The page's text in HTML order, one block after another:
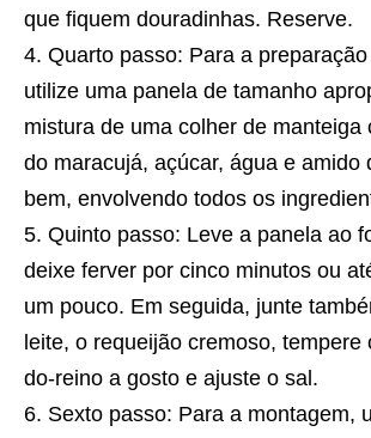
que fiquem douradinhas. Reserve.
Quarto passo: Para a
utilize uma panela de tamanho
mistura de uma colher de manteiga
do maracujá, açúcar, água e amido
bem, envolvendo todos os
Quinto passo: Leve a panela ao
deixe ferver por cinco minutos ou
um pouco. Em seguida, junte
leite, o requeijão cremoso, tempere
do-reino a gosto e ajuste o sal.
Sexto passo: Para a montagem,